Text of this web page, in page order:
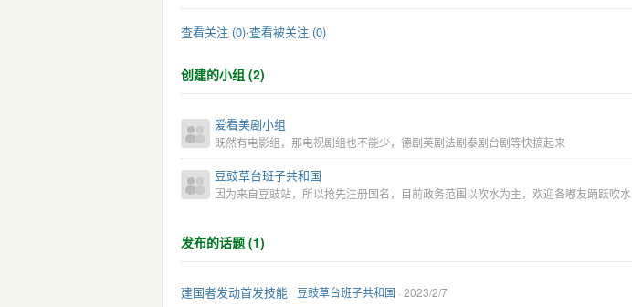
查看关注 (0)·查看被关注 (0)
创建的小组 (2)
爱看美剧小组
既然有电影组，那电视剧组也不能少，德剧英剧法剧泰剧台剧等快搞起来
豆豉草台班子共和国
因为来自豆豉站，所以抢先注册国名，目前政务范围以吹水为主，欢迎各嘟友踊跃吹水
发布的话题 (1)
建国者发动首发技能 豆豉草台班子共和国 · 2023/2/7